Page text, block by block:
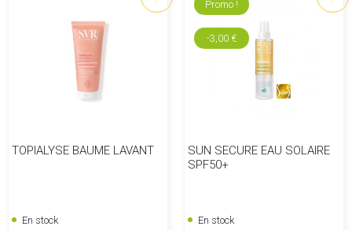
TOPIALYSE BAUME LAVANT
En stock
SUN SECURE EAU SOLAIRE
SPF50+
En stock
Promo !
-3,00 €